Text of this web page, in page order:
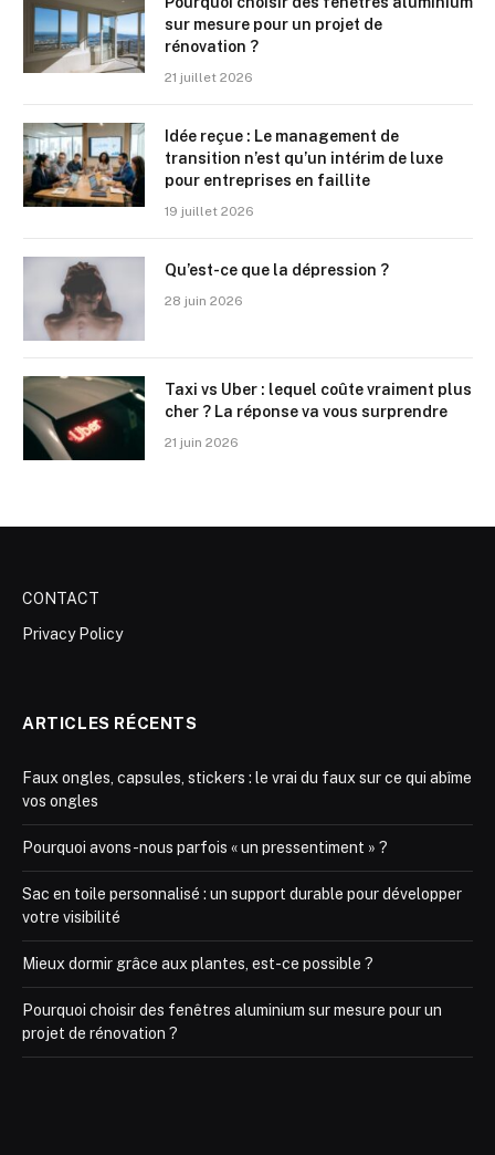
sur mesure pour un projet de
rénovation ?
21 juillet 2026
Idée reçue : Le management de
transition n’est qu’un intérim de luxe
pour entreprises en faillite
19 juillet 2026
Qu’est-ce que la dépression ?
28 juin 2026
Taxi vs Uber : lequel coûte vraiment plus
cher ? La réponse va vous surprendre
21 juin 2026
CONTACT
Privacy Policy
ARTICLES RÉCENTS
Faux ongles, capsules, stickers : le vrai du faux sur ce qui abîme
vos ongles
Pourquoi avons-nous parfois « un pressentiment » ?
Sac en toile personnalisé : un support durable pour développer
votre visibilité
Mieux dormir grâce aux plantes, est-ce possible ?
Pourquoi choisir des fenêtres aluminium sur mesure pour un
projet de rénovation ?